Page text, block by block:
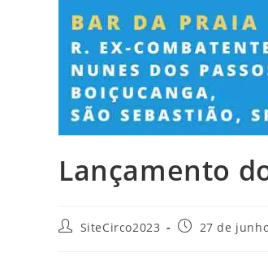
Lançamento
SiteCirco2023 27 de